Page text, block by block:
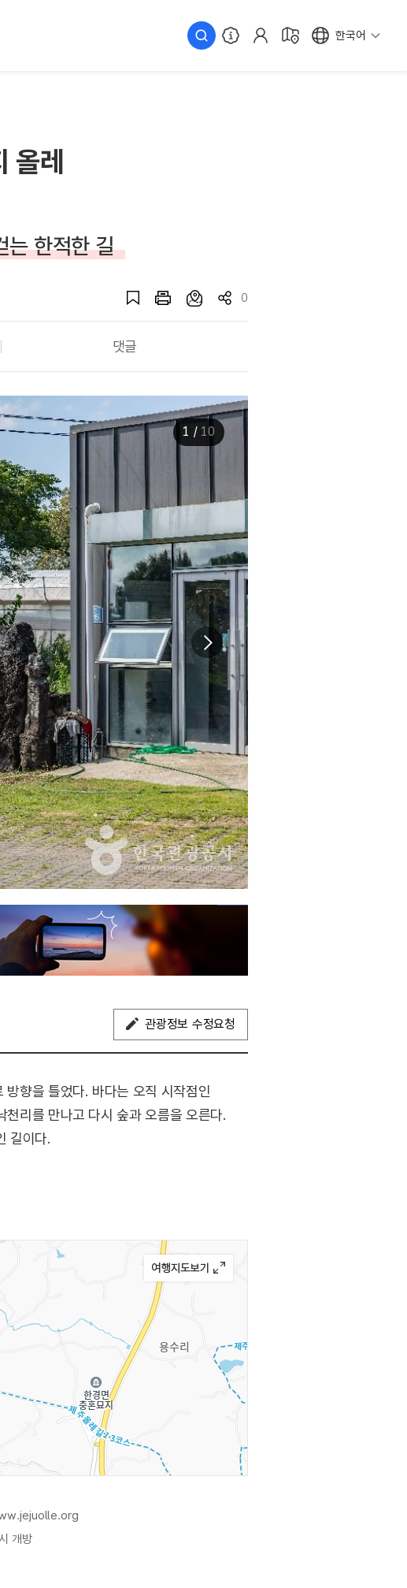
한국어
레
는 한적한 길
0
댓글
1 / 10
관광정보 수정요청
향을 틀었다. 바다는 오직 시작점인
리를 만나고 다시 숲과 오름을 오른다.
길이다.
개방